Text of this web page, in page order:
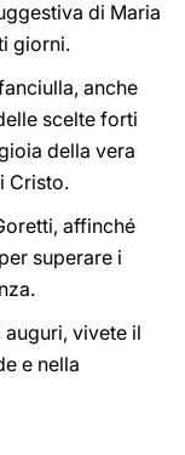
di Maria
giorni.
anche
scelte forti
della vera
Cristo.
affinché
superare i
vivete il
e nella